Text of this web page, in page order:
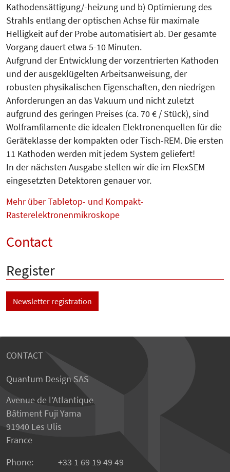
Kathodensättigung/-heizung und b) Optimierung des
Strahls entlang der optischen Achse für maximale
Helligkeit auf der Probe automatisiert ab. Der gesamte
Vorgang dauert etwa 5-10 Minuten.
Aufgrund der Entwicklung der vorzentrierten Kathoden
und der ausgeklügelten Arbeitsanweisung, der
robusten physikalischen Eigenschaften, den niedrigen
Anforderungen an das Vakuum und nicht zuletzt
aufgrund des geringen Preises (ca. 70 € / Stück), sind
Wolframfilamente die idealen Elektronenquellen für die
Geräteklasse der kompakten oder Tisch-REM. Die ersten
11 Kathoden werden mit jedem System geliefert!
In der nächsten Ausgabe stellen wir die im FlexSEM
eingesetzten Detektoren genauer vor.
Mehr über Tabletop- und Kompakt-
Rasterelektronenmikroskope
Contact
Register
Newsletter registration
CONTACT
Quantum Design SAS
Avenue de l’Atlantique
Bâtiment Fuji Yama
91940 Les Ulis
France
Phone:
+33 1 69 19 49 49